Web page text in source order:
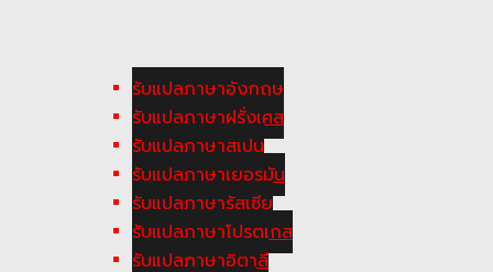
รับแปลภาษาอังกฤษ
รับแปลภาษาฝรั่งเศส
รับแปลภาษาสเปน
รับแปลภาษาเยอรมัน
รับแปลภาษารัสเซีย
รับแปลภาษาโปรตุเกส
รับแปลภาษาอิตาลี